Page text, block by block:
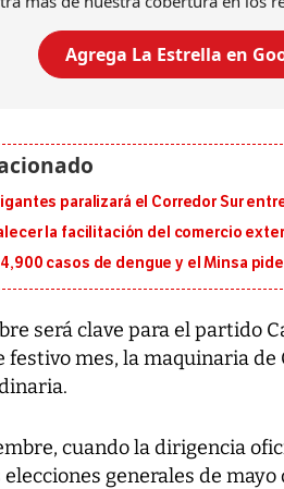
Agrega La Estrella en
paralizará el Corredor Sur
la facilitación del comercio
4,900 casos de dengue y el Minsa
será clave para el partido
festivo mes, la maquinaria de
cuando la dirigencia
generales de mayo